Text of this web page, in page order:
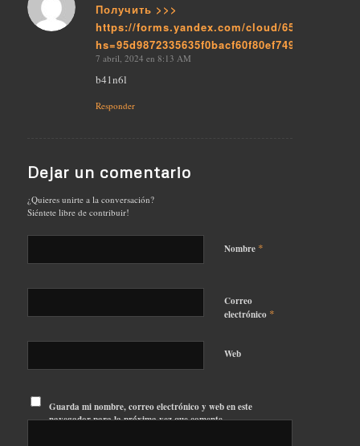
Получить >>>
https://forms.yandex.com/cloud/
hs=95d9872335635f0bacf60f80ef74976f&
Dice:
7 abril, 2024 en 8:13 AM
b41n6l
Responder
Dejar un comentario
¿Quieres unirte a la conversación?
Siéntete libre de contribuir!
Nombre *
Correo
electrónico *
Web
Guarda mi nombre, correo electrónico y web en este
navegador para la próxima vez que comente.